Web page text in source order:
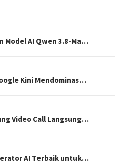
Model AI Qwen 3.8-Ma…
Kini Mendominas…
Video Call Langsung…
AI Terbaik untuk…